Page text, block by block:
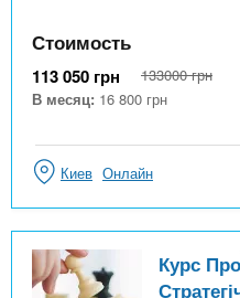
Стоимость
113 050 грн 133000 грн
В месяц: 16 800 грн
Киев Онлайн
Курс